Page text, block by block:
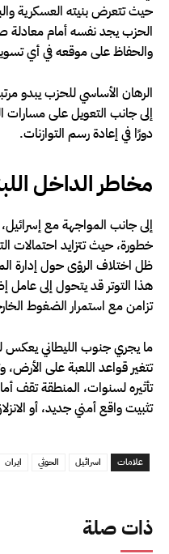
ذات صلة
حيث تتعرض بنيته العسكرية
الحزب يجد نفسه أمام معادلة
والحفاظ على موقعه في أي
الرهان الأساسي للحزب يبدو
إلى جانب التعويل على مسارات
دورًا في إعادة رسم التوازنات.
مخاطر الداخل
إلى جانب المواجهة مع
خطورة، حيث تتزايد احتمالات
ظل اختلاف الرؤى حول إدارة
هذا التوتر قد يتحول إلى عامل
تزامن مع استمرار الضغوط
ما يجري جنوب الليطاني يعكس
تتغير قواعد اللعبة على
تأثيره لسنوات، المنطقة تقف
تثبيت واقع أمني جديد، أو
علامات اسرائيل الحوثي ايران